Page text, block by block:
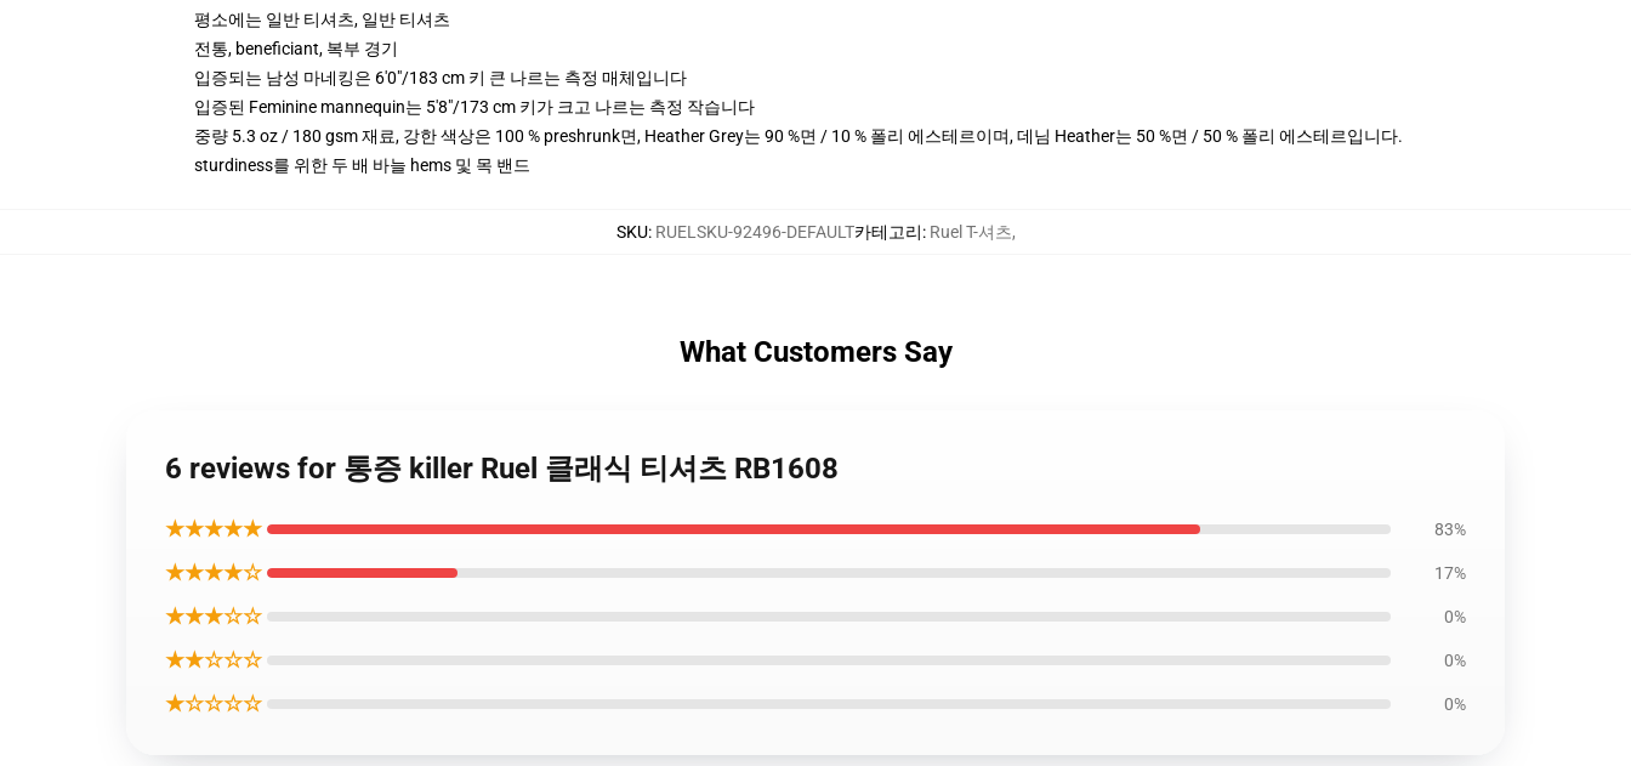
평소에는 일반 티셔츠, 일반 티셔츠
전통, beneficiant, 복부 경기
입증되는 남성 마네킹은 6'0"/183 cm 키 큰 나르는 측정 매체입니다
입증된 Feminine mannequin는 5'8"/173 cm 키가 크고 나르는 측정 작습니다
중량 5.3 oz / 180 gsm 재료, 강한 색상은 100 % preshrunk면, Heather Grey는 90 %면 / 10 % 폴리 에스테르이며, 데님 Heather는 50 %면 / 50 % 폴리 에스테르입니다.
sturdiness를 위한 두 배 바늘 hems 및 목 밴드
SKU: RUELSKU-92496-DEFAULT카테고리: Ruel T-셔츠,
What Customers Say
6 reviews for 통증 killer Ruel 클래식 티셔츠 RB1608
★★★★★ 83%
★★★★☆ 17%
★★★☆☆ 0%
★★☆☆☆ 0%
★☆☆☆☆ 0%